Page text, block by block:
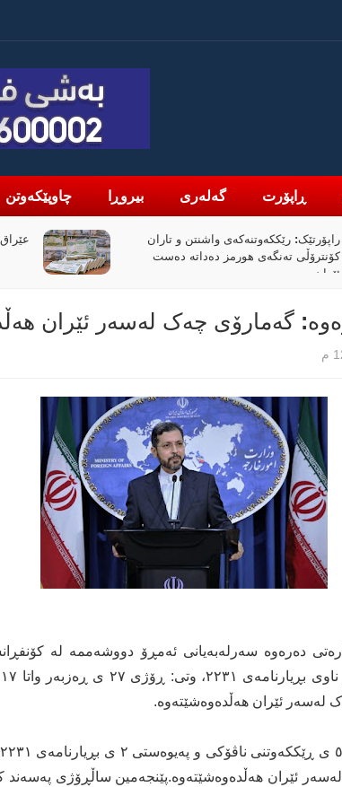
ڕاپۆرت گەلەری بیروڕا چاوپێکەوتن
راپۆرتێک: رێککەوتنەکەی واشنتن و تاران
کۆنترۆڵی تەنگەی هورمز دەداتە دەست
ئێران
عێراق زیاتر لە
گەمارۆی چەک لەسەر ئێران
دەرەوە سەرلەبەیانی ئەمڕۆ دووشەممە لە
لەسەر ئێران هەڵدەوەشێتەوە.